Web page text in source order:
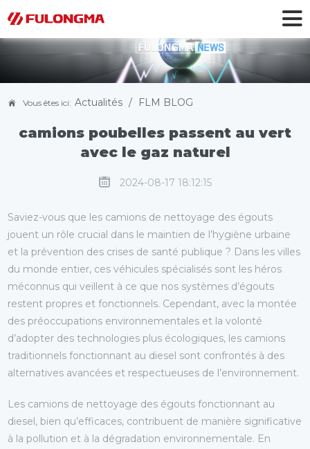
Vous êtes ici: Actualités / FLM BLOG
camions poubelles passent au vert
avec le gaz naturel
2024-08-17 18:12:15
Saviez-vous que les camions de nettoyage des égouts
jouent un rôle crucial dans le maintien de l’hygiène urbaine
et la prévention des crises de santé publique ? Dans les villes
du monde entier, ces véhicules spécialisés sont les héros
méconnus qui veillent à ce que nos systèmes d’égouts
restent propres et fonctionnels. Cependant, avec la montée
des préoccupations environnementales et la volonté
d’adopter des technologies plus écologiques, les camions
traditionnels fonctionnant au diesel sont confrontés à des
alternatives avancées et respectueuses de l’environnement.
Les camions de nettoyage des égouts fonctionnant au
diesel, bien qu’efficaces, contribuent de manière significative
à la pollution et à la dégradation environnementale. En